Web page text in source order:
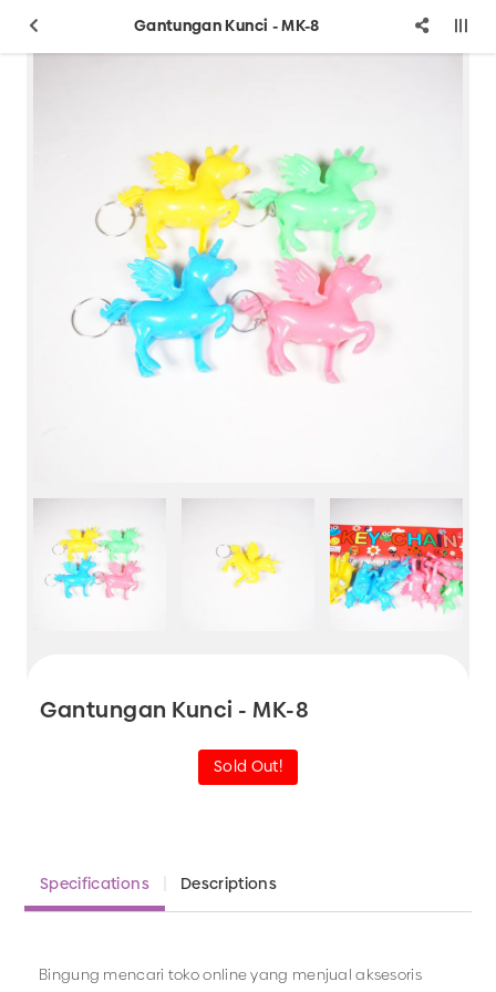
Gantungan Kunci - MK-8
Gantungan Kunci - MK-8
Sold Out!
Specifications Descriptions
Bingung mencari toko online yang menjual aksesoris